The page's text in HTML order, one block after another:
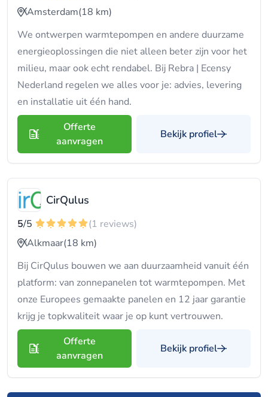
Amsterdam(18 km)
We ontwerpen warmtepompen en andere duurzame
energieoplossingen die niet alleen beter zijn voor het
milieu, maar ook echt rendabel. Bij Rebra | Ecensy
Nederland regelen we alles voor je: advies, levering
en installatie uit één hand.
Offerte
aanvragen
Bekijk profiel
CirQulus
5/5
(1 reviews)
Alkmaar(18 km)
Bij CirQulus bouwen we aan duurzaamheid vanuit één
platform: van zonnepanelen tot warmtepompen. Met
onze Europees gemaakte panelen en 12 jaar garantie
krijg je topkwaliteit waar je op kunt vertrouwen.
Offerte
aanvragen
Bekijk profiel